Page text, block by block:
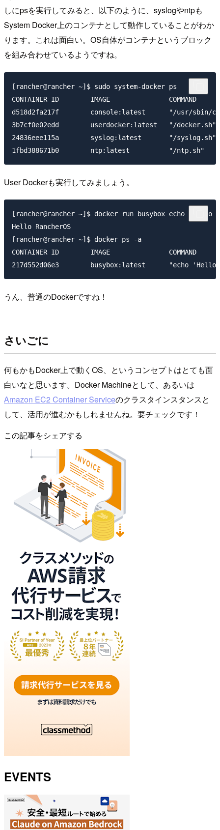
しにpsを実行してみると、以下のように、syslogやntpも
System Docker上のコンテナとして動作していることがわか
ります。これは面白い。OS自体がコンテナというブロック
を組み合わせているようですね。
[rancher@rancher ~]$ sudo system-docker ps
CONTAINER ID        IMAGE
d518d2fa217f        console:latest      "/usr/
3b7cf0e02edd        userdocker:latest   "/
24836eee115a        syslog:latest       "/
User Dockerも実行してみましょう。
[rancher@rancher ~]$ docker run busybox echo "Hello
Hello RancherOS
[rancher@rancher ~]$ docker ps -a
CONTAINER ID        IMAGE
うん、普通のDockerですね！
さいごに
何もかもDocker上で動くOS、というコンセプトはとても面
白いなと思います。Docker Machineとして、あるいは
Amazon EC2 Container Serviceのクラスタインスタンスと
して、活用が進むかもしれませんね。要チェックです！
この記事をシェアする
EVENTS